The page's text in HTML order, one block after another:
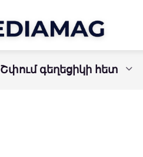
Շփում գեղեցիկի հետ